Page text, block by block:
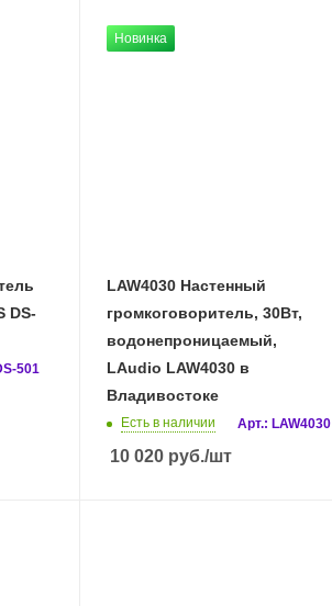
DS-
501
Новинка
LAW4030 Настенный
громкоговоритель, 30Вт,
водонепроницаемый,
LAudio LAW4030 в
Владивостоке
Есть в наличии Арт.: LAW4030
10 020 руб./шт